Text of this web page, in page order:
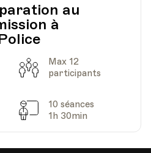
Heure
19.00
Heure
19.00
au
à
Capacité
Max 12
participants
Séances
10 séances
1h 30min